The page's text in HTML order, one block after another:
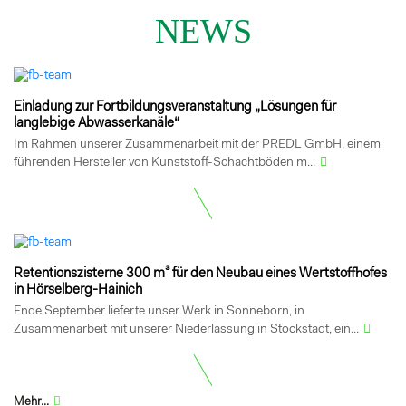
NEWS
Einladung zur Fortbildungsveranstaltung „Lösungen für
langlebige Abwasserkanäle“
Im Rahmen unserer Zusammenarbeit mit der PREDL GmbH, einem
führenden Hersteller von Kunststoff-Schachtböden m...
Retentionszisterne 300 m³ für den Neubau eines Wertstoffhofes
in Hörselberg-Hainich
Ende September lieferte unser Werk in Sonneborn, in
Zusammenarbeit mit unserer Niederlassung in Stockstadt, ein...
Mehr...